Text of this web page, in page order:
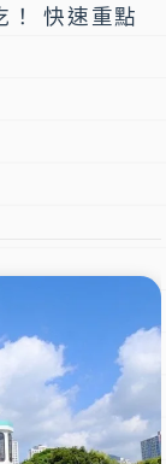
！ 快速重點